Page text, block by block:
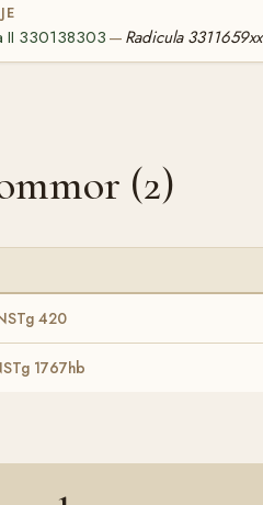
II 330138303 — Radicula 3311659xx
(2)
420
1767hb